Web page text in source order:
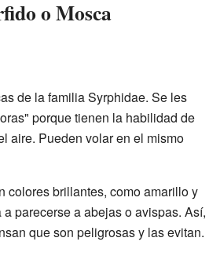
o Mosca
de la familia Syrphidae. Se les
porque tienen la habilidad de
aire. Pueden volar en el mismo
colores brillantes, como amarillo y
parecerse a abejas o avispas. Así,
que son peligrosas y las evitan.